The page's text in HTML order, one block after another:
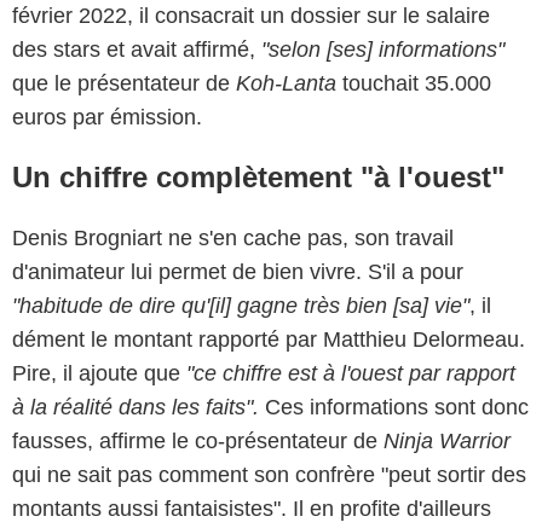
février 2022, il consacrait un dossier sur le salaire
des stars et avait affirmé, "selon [ses] informations"
que le présentateur de Koh-Lanta touchait 35.000
euros par émission.
Un chiffre complètement "à l'ouest"
Denis Brogniart ne s'en cache pas, son travail
d'animateur lui permet de bien vivre. S'il a pour
"habitude de dire qu'[il] gagne très bien [sa] vie", il
dément le montant rapporté par Matthieu Delormeau.
Pire, il ajoute que "ce chiffre est à l'ouest par rapport
à la réalité dans les faits". Ces informations sont donc
fausses, affirme le co-présentateur de Ninja Warrior
qui ne sait pas comment son confrère "peut sortir des
montants aussi fantaisistes". Il en profite d'ailleurs